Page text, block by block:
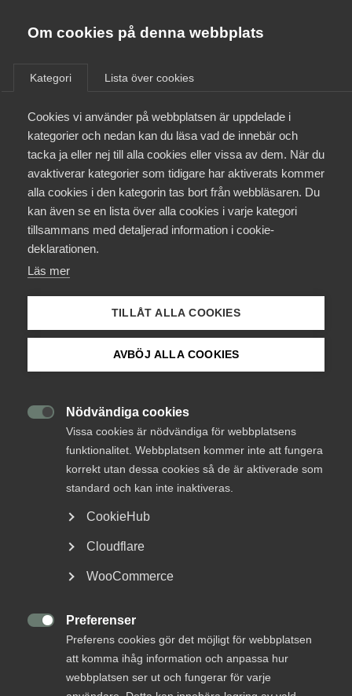
Bli medlem
Kontakt
Kollektivavtal och försäkringar
Aktuellt
Utbildningar
Mina sidor (almega.se)
Bli medlem
Sök på innovationsforetagen.se
Pressrum
In English
Aktuellt
Alla Debattartiklar Nyheter
Pressmeddelanden
Rapporter
Remisser
DEBATT: Lägsta pris bygger inte
framtidens beredskap
bort. I debattartikeln argumenterar Maria Lindström,
offentliga beställare behöver ställa högre krav på kvalitet
beredskap.
Om cookies på denna webbplats
Kategori Lista över cookies
Cookies vi använder på webbplatsen är uppdelade i
kategorier och nedan kan du läsa vad de innebär och
tacka ja eller nej till alla cookies eller vissa av dem. När du
avaktiverar kategorier som tidigare har aktiverats kommer
alla cookies i den kategorin tas bort från webbläsaren. Du
kan även se en lista över alla cookies i varje kategori
tillsammans med detaljerad information i cookie-
deklarationen.
Läs mer
TILLÅT ALLA COOKIES
AVBÖJ ALLA COOKIES
Nödvändiga cookies
Vissa cookies är nödvändiga för webbplatsens
funktionalitet. Webbplatsen kommer inte att fungera
korrekt utan dessa cookies så de är aktiverade som
standard och kan inte inaktiveras.
CookieHub
Cloudflare
WooCommerce
Preferenser
Preferens cookies gör det möjligt för webbplatsen
att komma ihåg information och anpassa hur
webbplatsen ser ut och fungerar för varje